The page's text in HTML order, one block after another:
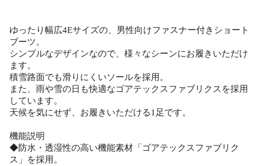
ゆったり幅広4Eサイズの、男性向けファスナー付きショート
ブーツ。
シンプルなデザインなので、様々なシーンにお履きいただけ
ます。
積雪路面でも滑りにくいソールを採用。
また、雨や雪の日も快適なゴアテックスファブリクスを採用
しています。
天候を気にせず、お履きいただける1足です。
機能説明
◆防水・透湿性の高い機能素材「ゴアテックスファブリク
ス」を採用。